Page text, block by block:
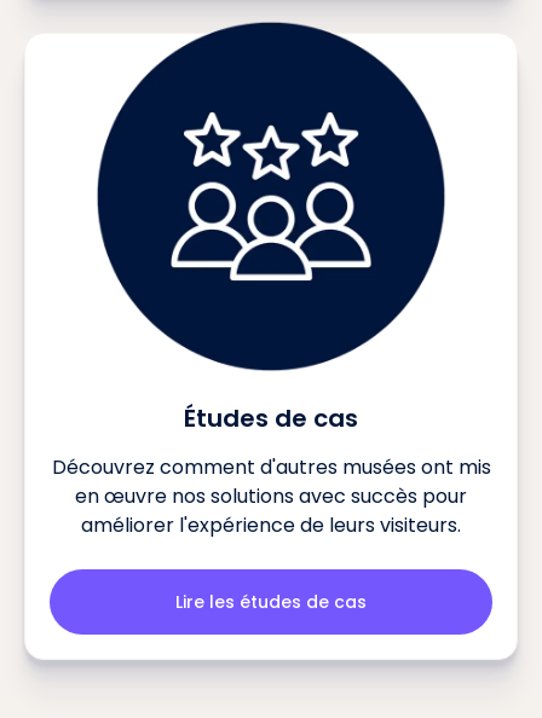
Études de cas
Découvrez comment d'autres musées ont mis
en œuvre nos solutions avec succès pour
améliorer l'expérience de leurs visiteurs.
Lire les études de cas